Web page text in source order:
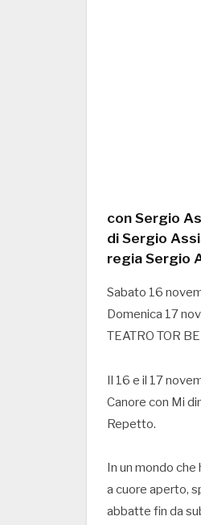
con Sergio
di Sergio
regia Sergio
Sabato 16
Domenica 17
TEATRO TOR
Il 16 e il 17
Canore con Mi
Repetto.
In un mondo
a cuore aperto,
abbatte fin da